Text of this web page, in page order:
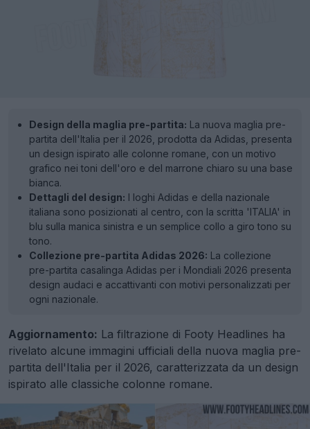
Design della maglia pre-partita: La nuova maglia pre-
partita dell'Italia per il 2026, prodotta da Adidas, presenta
un design ispirato alle colonne romane, con un motivo
grafico nei toni dell'oro e del marrone chiaro su una base
bianca.
Dettagli del design: I loghi Adidas e della nazionale
italiana sono posizionati al centro, con la scritta 'ITALIA' in
blu sulla manica sinistra e un semplice collo a giro tono su
tono.
Collezione pre-partita Adidas 2026: La collezione
pre-partita casalinga Adidas per i Mondiali 2026 presenta
design audaci e accattivanti con motivi personalizzati per
ogni nazionale.
Aggiornamento: La filtrazione di Footy Headlines ha
rivelato alcune immagini ufficiali della nuova maglia pre-
partita dell'Italia per il 2026, caratterizzata da un design
ispirato alle classiche colonne romane.